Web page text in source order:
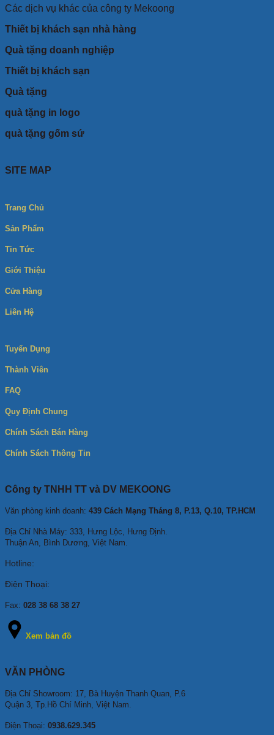
Các dịch vụ khác của công ty Mekoong
Thiết bị khách sạn nhà hàng
Quà tặng doanh nghiệp
Thiết bị khách sạn
Quà tặng
quà tặng in logo
quà tặng gốm sứ
SITE MAP
Trang Chủ
Sản Phẩm
Tin Tức
Giới Thiệu
Cửa Hàng
Liên Hệ
Tuyển Dụng
Thành Viên
FAQ
Quy Định Chung
Chính Sách Bán Hàng
Chính Sách Thông Tin
Công ty TNHH TT và DV MEKOONG
Văn phòng kinh doanh: 439 Cách Mạng Tháng 8, P.13, Q.10, TP.HCM
Địa Chỉ Nhà Máy: 333, Hưng Lộc, Hưng Định.
Thuận An, Bình Dương, Việt Nam.
Hotline:
Điện Thoại:
Fax: 028 38 68 38 27
Xem bản đồ
VĂN PHÒNG
Địa Chỉ Showroom: 17, Bà Huyện Thanh Quan, P.6
Quận 3, Tp.Hồ Chí Minh, Việt Nam.
Điện Thoại: 0938.629.345